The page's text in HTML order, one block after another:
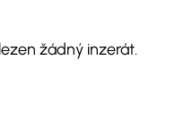
žádný inzerát.